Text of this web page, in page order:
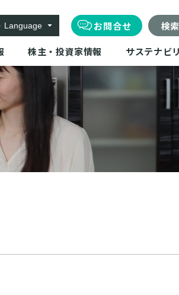
Language お問合せ 検索
株主・投資家情報 サステナビ